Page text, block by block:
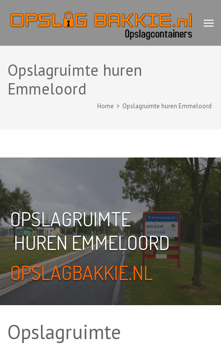
naar
inhoud
enter)
Opslagbakkie.nl
Opslagcontainer voor de deur huren
Opslagruimte huren
Emmeloord
Home > Opslagruimte huren Emmeloord
OPSLAGRUIMTE
HUREN EMMELOORD
OPSLAGBAKKIE.NL
Opslagruimte